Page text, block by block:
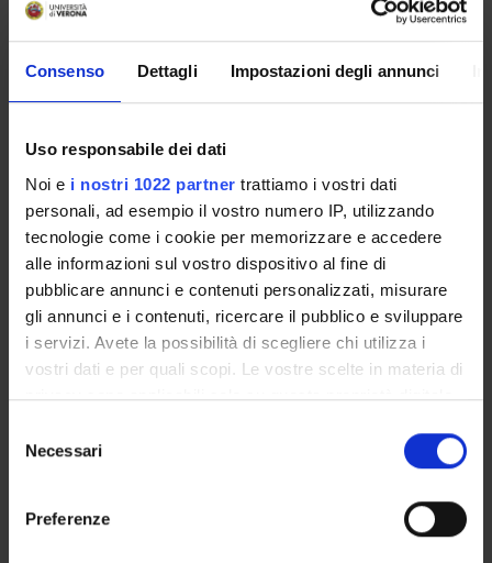
Consenso Dettagli Impostazioni degli annunci
Uso responsabile dei dati
Noi e i nostri 1022 partner trattiamo i vostri dati
personali, ad esempio il vostro numero IP, utilizzando
tecnologie come i cookie per memorizzare e accedere
alle informazioni sul vostro dispositivo al fine di
pubblicare annunci e contenuti personalizzati, misurare
gli annunci e i contenuti, ricercare il pubblico e sviluppare
i servizi. Avete la possibilità di scegliere chi utilizza i
vostri dati e per quali scopi. Le vostre scelte in materia di
privacy sono applicabili solo su questa proprietà digitale
modificare o revocare il proprio consenso in qualsiasi
momento dalla Dichiarazione sui cookie o facendo clic
delNecessari
Preferenze
for income inequality of roughly 2 to 3 percentage points.
Attainment of modern agreements also affects inter-group
inequality. In particular, Opt-in arrangements are
overall income inequality in a community.
Referente
Martina Menon
Referente esterno
Data pubblicazione
4 dicembre 2019